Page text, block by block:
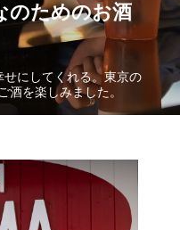
のためのお酒
にしてくれる。東京の
酒を楽しみました。